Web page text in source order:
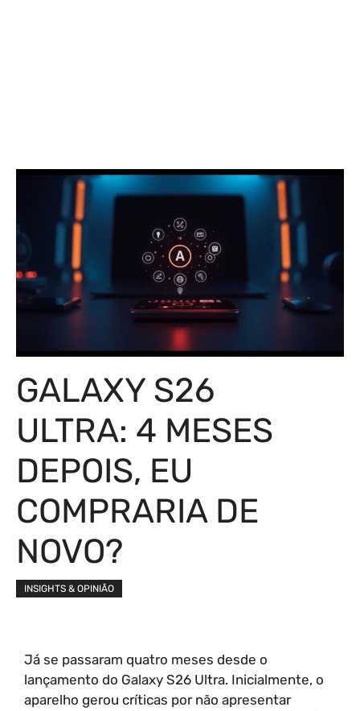
GALAXY S26
ULTRA: 4 MESES
DEPOIS, EU
COMPRARIA DE
NOVO?
INSIGHTS & OPINIÃO
Já se passaram quatro meses desde o
lançamento do Galaxy S26 Ultra. Inicialmente, o
aparelho gerou críticas por não apresentar